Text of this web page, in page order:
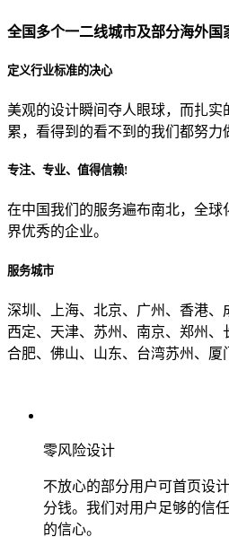
贵公司的团队规模是？
目前主要的营销渠道是？
全国多个一二线城市及部分海外国
定义行业标准的决心
美观的设计瞬间夺人眼球，而扎实
累，看得到的看不到的我们都努力
专注、专业、值得信赖!
在中国我们的服务遍布南北，全
界优秀的企业。
服务城市
深圳、上海、北京、广州、香港、
西定、天津、苏州、南京、郑州、
合肥、佛山、山东、台湾苏州、厦
零风险设计
不放心的部分用户可首页设
分钱。我们对用户足够的信
的信心。